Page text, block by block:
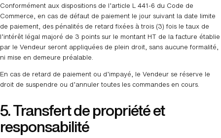
Conformément aux dispositions de l’article L 441-6 du Code de
Commerce, en cas de défaut de paiement le jour suivant la date limite
de paiement, des pénalités de retard fixées à trois (3) fois le taux de
l’intérêt légal majoré de 3 points sur le montant HT de la facture établie
par le Vendeur seront appliquées de plein droit, sans aucune formalité,
ni mise en demeure préalable.
En cas de retard de paiement ou d’impayé, le Vendeur se réserve le
droit de suspendre ou d’annuler toutes les commandes en cours.
5. Transfert de propriété et
responsabilité